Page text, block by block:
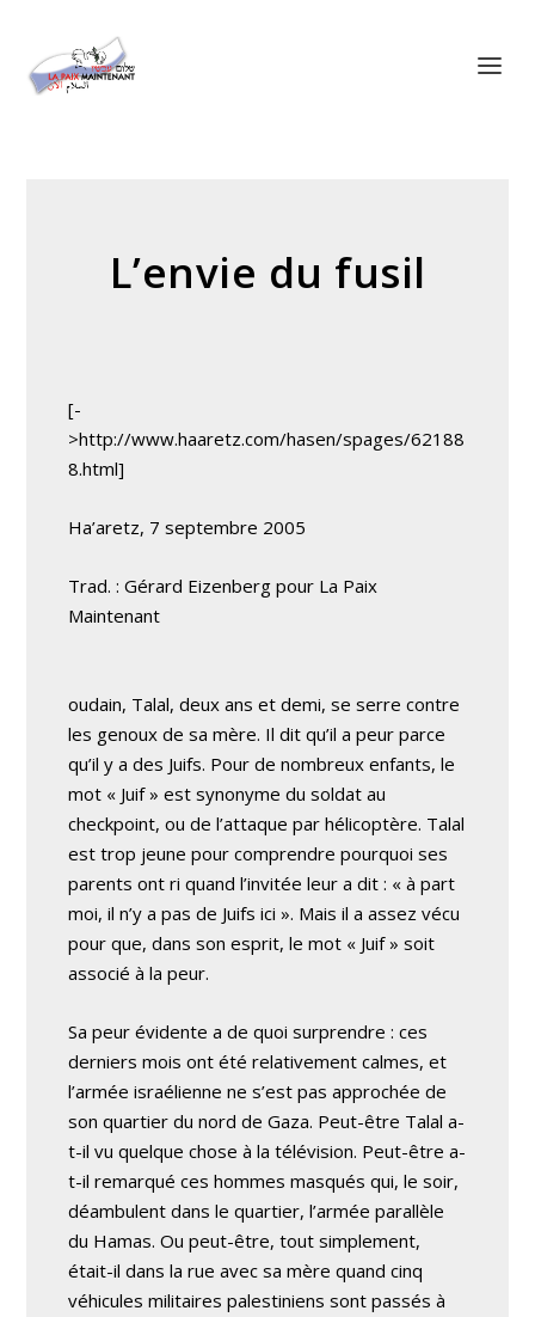
L’envie du fusil
[-
>http://www.haaretz.com/hasen/spages/62188
8.html]
Ha’aretz, 7 septembre 2005
Trad. : Gérard Eizenberg pour La Paix
Maintenant
oudain, Talal, deux ans et demi, se serre contre
les genoux de sa mère. Il dit qu’il a peur parce
qu’il y a des Juifs. Pour de nombreux enfants, le
mot « Juif » est synonyme du soldat au
checkpoint, ou de l’attaque par hélicoptère. Talal
est trop jeune pour comprendre pourquoi ses
parents ont ri quand l’invitée leur a dit : « à part
moi, il n’y a pas de Juifs ici ». Mais il a assez vécu
pour que, dans son esprit, le mot « Juif » soit
associé à la peur.
Sa peur évidente a de quoi surprendre : ces
derniers mois ont été relativement calmes, et
l’armée israélienne ne s’est pas approchée de
son quartier du nord de Gaza. Peut-être Talal a-
t-il vu quelque chose à la télévision. Peut-être a-
t-il remarqué ces hommes masqués qui, le soir,
déambulent dans le quartier, l’armée parallèle
du Hamas. Ou peut-être, tout simplement,
était-il dans la rue avec sa mère quand cinq
véhicules militaires palestiniens sont passés à